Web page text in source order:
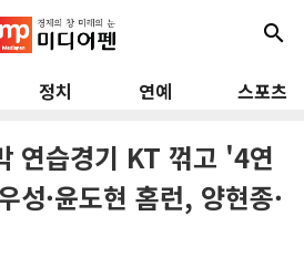
search
정치 연예 스포츠
연습경기 KT 꺾고 '4연
·윤도현 홈런, 양현종·